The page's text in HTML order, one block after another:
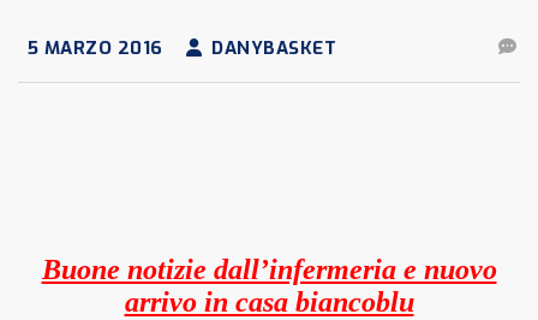
5 MARZO 2016 DANYBASKET
Buone notizie dall’infermeria e nuovo
arrivo in casa biancoblu